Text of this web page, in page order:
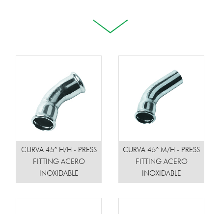
CURVA 45° H/H - PRESS
FITTING ACERO
INOXIDABLE
CURVA 45° M/H - PRESS
FITTING ACERO
INOXIDABLE